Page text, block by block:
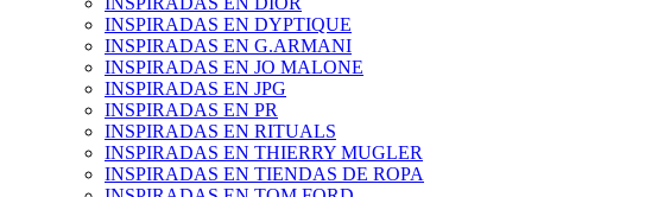
INSPIRADAS EN DYPTIQUE
INSPIRADAS EN G.ARMANI
INSPIRADAS EN JO MALONE
INSPIRADAS EN JPG
INSPIRADAS EN PR
INSPIRADAS EN RITUALS
INSPIRADAS EN THIERRY MUGLER
INSPIRADAS EN TIENDAS DE ROPA